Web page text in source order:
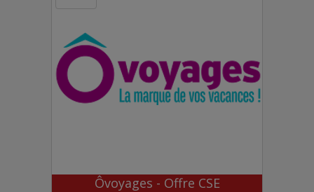
Ôvoyages - Offre CSE